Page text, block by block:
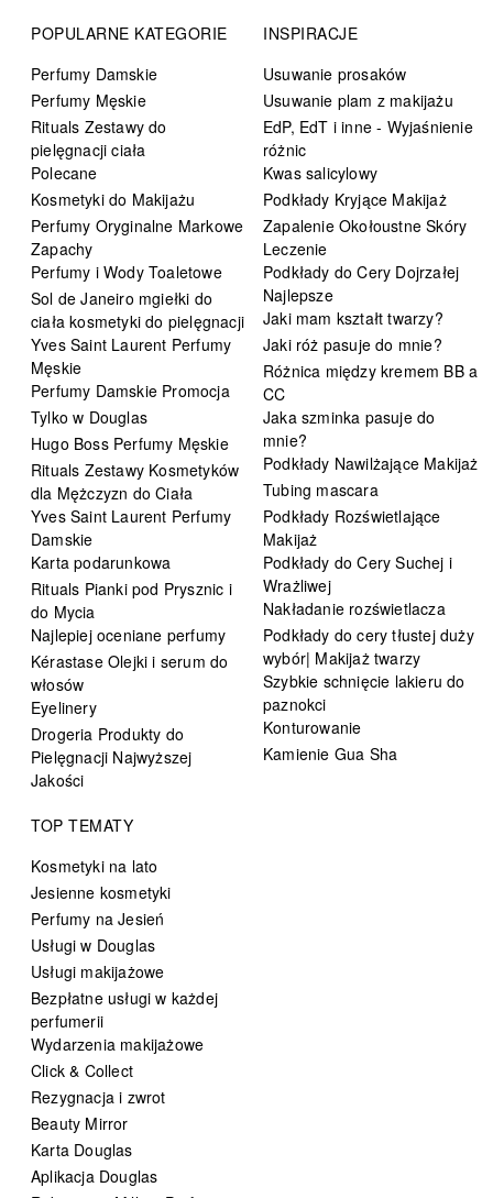
POPULARNE KATEGORIE
Perfumy Damskie
Perfumy Męskie
Rituals Zestawy do
pielęgnacji ciała
Polecane
Kosmetyki do Makijażu
Perfumy Oryginalne Markowe
Zapachy
Perfumy i Wody Toaletowe
Sol de Janeiro mgiełki do
ciała kosmetyki do pielęgnacji
Yves Saint Laurent Perfumy
Męskie
Perfumy Damskie Promocja
Tylko w Douglas
Hugo Boss Perfumy Męskie
Rituals Zestawy Kosmetyków
dla Mężczyzn do Ciała
Yves Saint Laurent Perfumy
Damskie
Karta podarunkowa
Rituals Pianki pod Prysznic i
do Mycia
Najlepiej oceniane perfumy
Kérastase Olejki i serum do
włosów
Eyelinery
Drogeria Produkty do
Pielęgnacji Najwyższej
Jakości
INSPIRACJE
Usuwanie prosaków
Usuwanie plam z makijażu
EdP, EdT i inne - Wyjaśnienie
różnic
Kwas salicylowy
Podkłady Kryjące Makijaż
Zapalenie Okołoustne Skóry
Leczenie
Podkłady do Cery Dojrzałej
Najlepsze
Jaki mam kształt twarzy?
Jaki róż pasuje do mnie?
Różnica między kremem BB a
CC
Jaka szminka pasuje do
mnie?
Podkłady Nawilżające Makijaż
Tubing mascara
Podkłady Rozświetlające
Makijaż
Podkłady do Cery Suchej i
Wrażliwej
Nakładanie rozświetlacza
Podkłady do cery tłustej duży
wybór| Makijaż twarzy
Szybkie schnięcie lakieru do
paznokci
Konturowanie
Kamienie Gua Sha
TOP TEMATY
Kosmetyki na lato
Jesienne kosmetyki
Perfumy na Jesień
Usługi w Douglas
Usługi makijażowe
Bezpłatne usługi w każdej
perfumerii
Wydarzenia makijażowe
Click & Collect
Rezygnacja i zwrot
Beauty Mirror
Karta Douglas
Aplikacja Douglas